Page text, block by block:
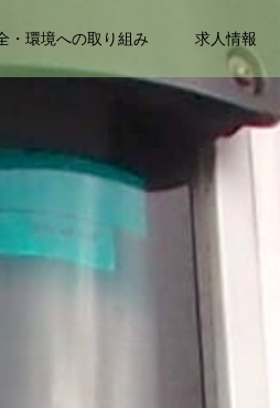
・環境への取り組み 求人情報